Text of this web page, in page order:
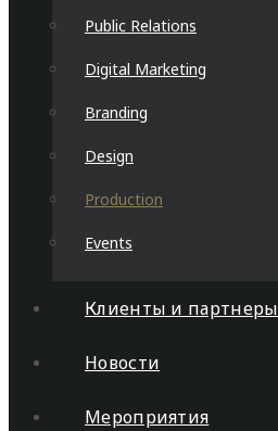
Public Relations
Digital Marketing
Branding
Design
Production
Events
Клиенты и партнеры
Новости
Мероприятия